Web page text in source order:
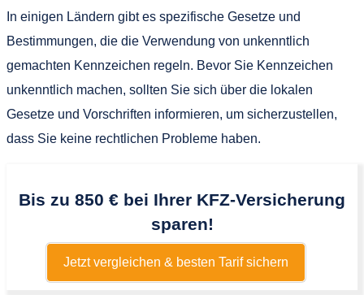
In einigen Ländern gibt es spezifische Gesetze und
Bestimmungen, die die Verwendung von unkenntlich
gemachten Kennzeichen regeln. Bevor Sie Kennzeichen
unkenntlich machen, sollten Sie sich über die lokalen
Gesetze und Vorschriften informieren, um sicherzustellen,
dass Sie keine rechtlichen Probleme haben.
Bis zu 850 € bei Ihrer KFZ-Versicherung
sparen!
Jetzt vergleichen & besten Tarif sichern